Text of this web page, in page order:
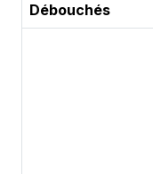
Débouchés